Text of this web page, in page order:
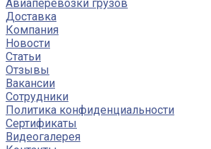
Авиаперевозки грузов
Доставка
Компания
Новости
Статьи
Отзывы
Вакансии
Сотрудники
Политика конфиденциальности
Сертификаты
Видеогалерея